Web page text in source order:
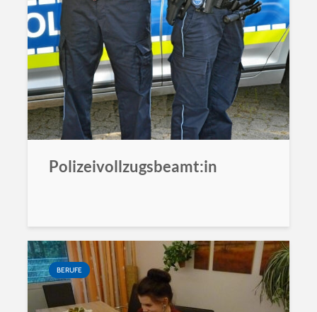
Polizeivollzugsbeamt:in
BERUFE